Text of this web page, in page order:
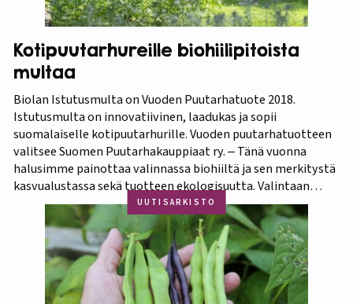
Kotipuutarhureille biohiilipitoista
multaa
Biolan Istutusmulta on Vuoden Puutarhatuote 2018.
Istutusmulta on innovatiivinen, laadukas ja sopii
suomalaiselle kotipuutarhurille. Vuoden puutarhatuotteen
valitsee Suomen Puutarhakauppiaat ry. ‒ Tänä vuonna
halusimme painottaa valinnassa biohiiltä ja sen merkitystä
kasvualustassa sekä tuotteen ekologisuutta. Valintaan
vaikuttivat myös luonnonmukaisuus ja kotimaisuus.
Finaaliin päätyneet tuotteet olivat kaikki biohiilipohjaisia.
Kilpailu oli tasainen, mutta Biolan Istutusmulta antaa
ehdottomasti helpoimmin…
UUTISARKISTO